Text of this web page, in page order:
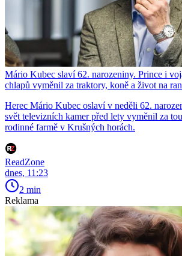
Mário Kubec slaví 62. narozeniny. Prince i
chlapů vyměnil za traktory, koně a život na
Herec Mário Kubec oslaví v neděli 62.
svět televizních kamer před lety vyměnil za
rodinné farmě v Krušných horách.
ReadZone
dnes, 11:23
2 min
Reklama